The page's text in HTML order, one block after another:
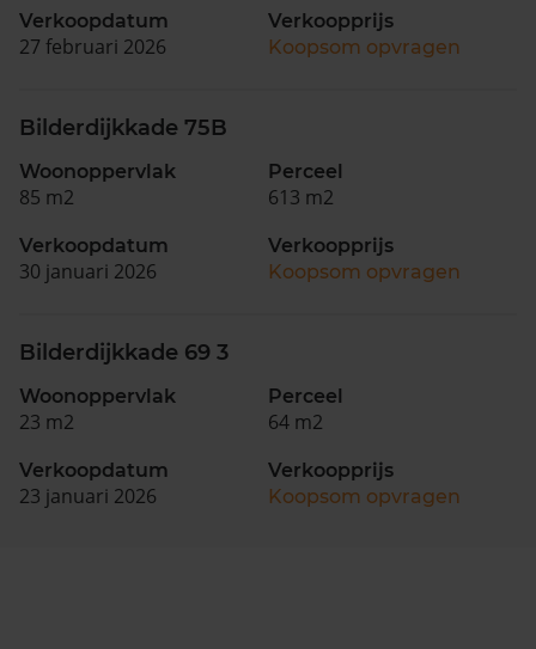
Verkoopdatum
27 februari 2026
Verkoopprijs
Koopsom opvragen
Bilderdijkkade 75B
Woonoppervlak
85 m2
Perceel
613 m2
Verkoopdatum
30 januari 2026
Verkoopprijs
Koopsom opvragen
Bilderdijkkade 69 3
Woonoppervlak
23 m2
Perceel
64 m2
Verkoopdatum
23 januari 2026
Verkoopprijs
Koopsom opvragen